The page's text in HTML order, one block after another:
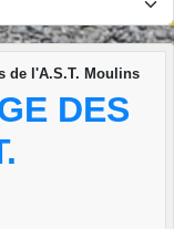
de l'A.S.T. Moulins
DES